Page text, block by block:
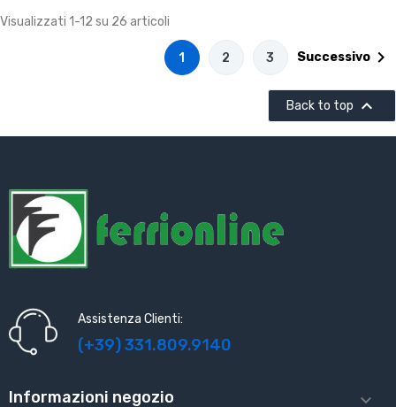
Visualizzati 1-12 su 26 articoli
1 2 3 Successivo 
Back to top 
Assistenza Clienti:
(+39) 331.809.9140
Informazioni negozio 